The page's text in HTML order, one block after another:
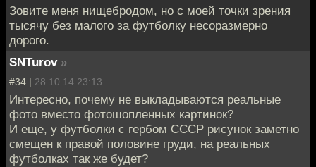
Зовите меня нищебродом, но с моей точки зрения
тысячу без малого за футболку несоразмерно
дорого.
SNTurov »
#34 | 28.10.14 23:13
Интересно, почему не выкладываются реальные
фото вместо фотошопленных картинок?
И еще, у футболки с гербом СССР рисунок заметно
смещен к правой половине груди, на реальных
футболках так же будет?